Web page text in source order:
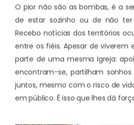
O pior não são as bombas, é a
de estar sozinho ou de não ter
Recebo notícias dos territórios
entre os fiéis. Apesar de viverem
parte de uma mesma Igreja:
encontram-se, partilham
juntos, mesmo com o risco de
em público. É isso que lhes dá